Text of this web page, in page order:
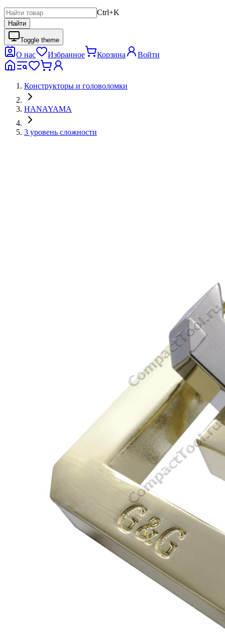
Ctrl+K
Найти
Toggle theme
О нас Избранное Корзина Войти
Конструкторы и головоломки
HANAYAMA
3 уровень сложности